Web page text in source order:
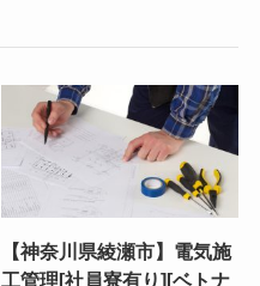
【神奈川県綾瀬市】電気施
工管理[社員寮有り][ベトナ